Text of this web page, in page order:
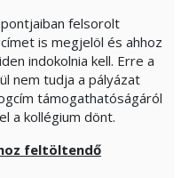
felsorolt
is megjelöl és ahhoz
indokolnia kell. Erre a
nem tudja a pályázat
támogathatóságáról
a kollégium dönt.
feltöltendő